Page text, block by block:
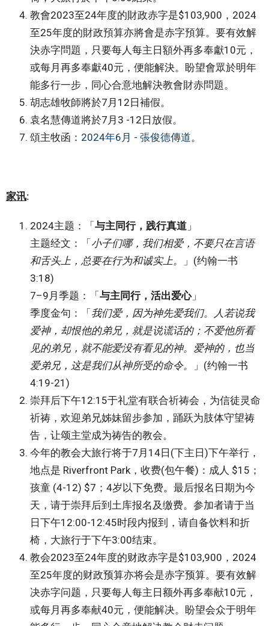
教會2023至24年度的財政赤字是$103,900，2024
至25年度的財政預算亦將會是赤字預算。要有效解
決赤字問題，只要每人每主日額外再多奉獻10元，
或每月再多奉獻40元，便能解決。盼望會眾於明年
能多行一步，同心合意地解決教會財赤問題。
胡志雄牧師將於7月12日補假。
袁名慧傳道將於7月3 -12日放假。
頌主牧函： 2024年6月 - 張俊德傳道。
家讯:
2024主题：「 与主同行，践行真道 」
主题经文：「 小子们哪，我们相爱，不要只在言语
和舌头上，总要在行为和诚实上。
」(约翰一书
3:18)
7–9月季题：「 与主同行，活出爱心」
季度金句：「 我们爱，因为神先爱我们。人若说我
爱神，却恨他的弟兄，就是说谎话的；不爱他所看
见的弟兄，就不能爱没有看见的神。爱神的，也当
爱弟兄，这是我们从神所受的命令。
」(约翰一书
4:19-21)
崇拜后下午12:15于礼堂有联合祈祷会，为信徒灵命
祈祷，欢迎弟兄姊妹留步参加，踊跃为肢体守望祷
告，让颂主堂成为祷告的教会。
今年的教会大旅行将于7月14日(下主日)下午举行，
地点是 Riverfront Park，收费(包午餐)：成人 $15；
孩童 (4-12) $7；4岁以下免费。最后报名日期为今
天，请于崇拜后到土库报名及缴费。参加者请于当
日下午12:00-12:45时段内报到，请自备饮料和折
椅，大旅行于下午3:00结束。
教会2023至24年度的财政赤字是$103,900，2024
至25年度的财政预算亦将会是赤字预算。要有效解
决赤字问题，只要每人每主日额外再多奉献10元，
或每月再多奉献40元，便能解决。盼望会众于明年